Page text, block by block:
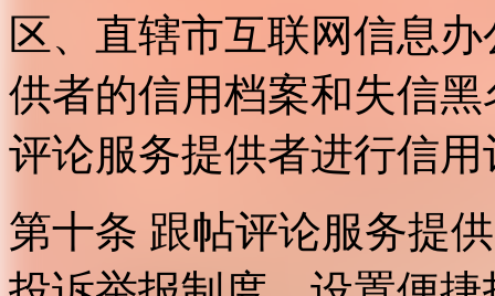
区、直辖市互联网信息
供者的信用档案和失信
评论服务提供者进行信用
第十条 跟帖评论服务提